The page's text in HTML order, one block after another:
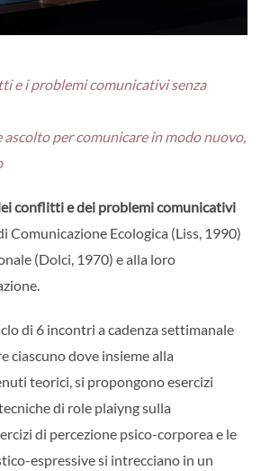
e i problemi comunicativi senza
ascolto per comunicare in modo nuovo,
conflitti e dei problemi comunicativi
Comunicazione Ecologica (Liss, 1990)
(Dolci, 1970) e alla loro
di 6 incontri a cadenza settimanale
ciascuno dove insieme alla
teorici, si propongono esercizi
di role plaiyng sulla
di percezione psico-corporea e le
espressive si intrecciano in un